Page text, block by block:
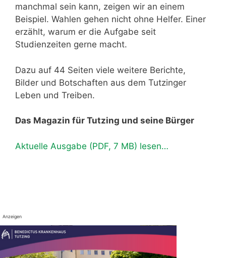
manchmal sein kann, zeigen wir an einem
Beispiel. Wahlen gehen nicht ohne Helfer. Einer
erzählt, warum er die Aufgabe seit
Studienzeiten gerne macht.
Dazu auf 44 Seiten viele weitere Berichte,
Bilder und Botschaften aus dem Tutzinger
Leben und Treiben.
Das Magazin für Tutzing und seine Bürger
Aktuelle Ausgabe (PDF, 7 MB) lesen…
Anzeigen